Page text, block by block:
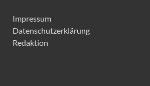
Impressum
Datenschutzerklärung
Redaktion